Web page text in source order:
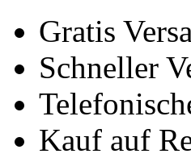
Gratis
Schneller
Kauf auf